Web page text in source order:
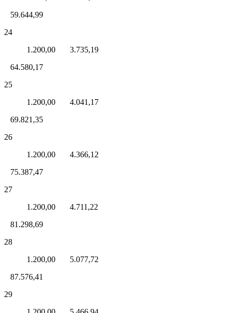
59.644,99
24
1.200,00 3.735,19
64.580,17
25
1.200,00 4.041,17
69.821,35
26
1.200,00 4.366,12
75.387,47
27
1.200,00 4.711,22
81.298,69
28
1.200,00 5.077,72
87.576,41
29